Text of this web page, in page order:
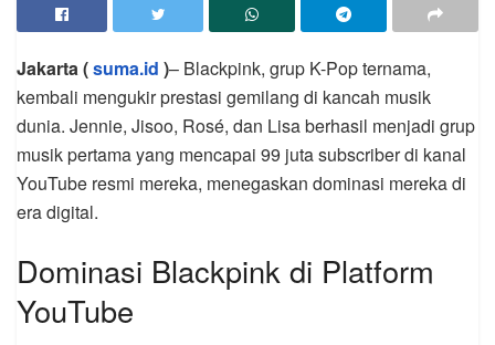
Jakarta (suma.id )– Blackpink, grup K-Pop ternama,
kembali mengukir prestasi gemilang di kancah musik
dunia. Jennie, Jisoo, Rosé, dan Lisa berhasil menjadi grup
musik pertama yang mencapai 99 juta subscriber di kanal
YouTube resmi mereka, menegaskan dominasi mereka di
era digital.
Dominasi Blackpink di Platform
YouTube